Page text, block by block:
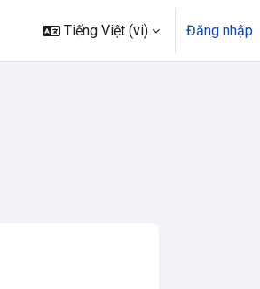
Tiếng Việt ‎(vi)‎ Đăng nhập